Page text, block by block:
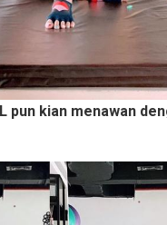
pun kian menawan